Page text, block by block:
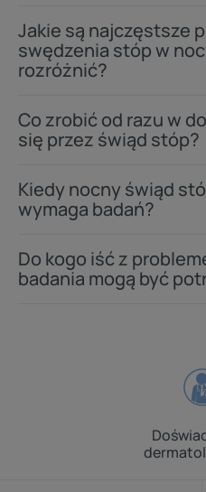
Jakie są najczęstsze
swędzenia stóp w
rozróżnić?
Co zrobić od razu w
się przez świąd stóp?
Kiedy nocny świąd
wymaga badań?
Do kogo iść z
badania mogą być